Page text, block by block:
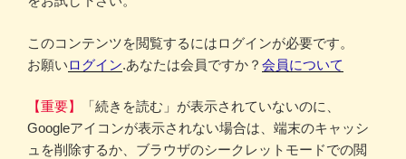
このコンテンツを閲覧するにはログインが必要です。
お願いログイン.あなたは会員ですか？ 会員について
【重要】
「続きを読む」が表示されていないのに、
Googleアイコンが表示されない場合は、端末のキャッシ
ュを削除するか、ブラウザのシークレットモードでの閲